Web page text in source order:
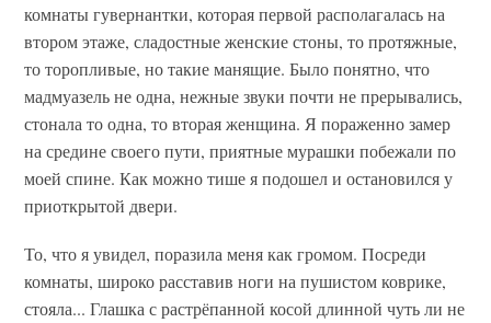
комнаты гувернантки, которая первой располагалась на
втором этаже, сладостные женские стоны, то протяжные,
то торопливые, но такие манящие. Было понятно, что
мадмуазель не одна, нежные звуки почти не прерывались,
стонала то одна, то вторая женщина. Я пораженно замер
на средине своего пути, приятные мурашки побежали по
моей спине. Как можно тише я подошел и остановился у
приоткрытой двери.
То, что я увидел, поразила меня как громом. Посреди
комнаты, широко расставив ноги на пушистом коврике,
стояла... Глашка с растрёпанной косой длинной чуть ли не